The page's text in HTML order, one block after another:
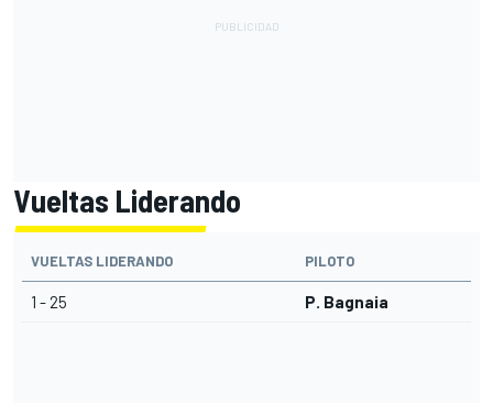
Vueltas Liderando
VUELTAS LIDERANDO PILOTO
1 - 25 P. Bagnaia